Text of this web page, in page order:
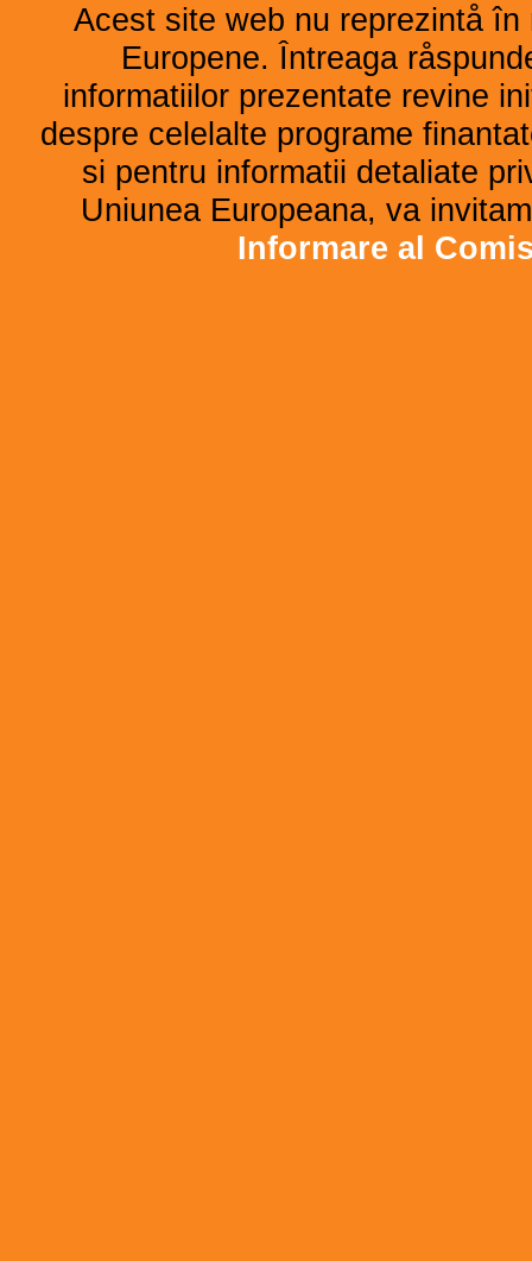
Acest site web nu reprezintå
Europene. Întreaga
informatiilor prezentate revine
despre celelalte programe
si pentru informatii detaliate
Uniunea Europeana, va
Informare al